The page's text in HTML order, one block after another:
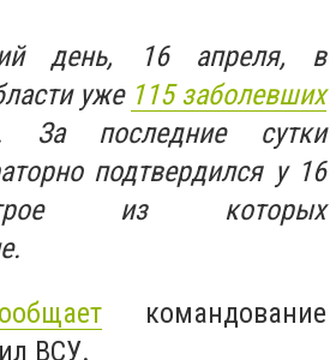
день, 16 апреля, в
уже 115 заболевших
За последние сутки
подтвердился у 16
из которых
командование
ВСУ.